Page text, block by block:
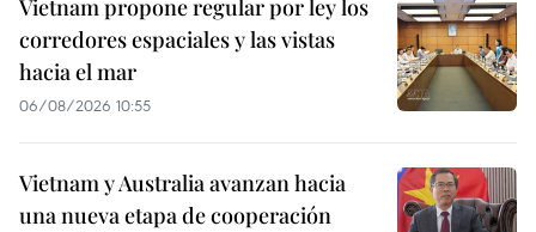
Vietnam propone regular por ley los
corredores espaciales y las vistas
hacia el mar
06/08/2026 10:55
Vietnam y Australia avanzan hacia
una nueva etapa de cooperación